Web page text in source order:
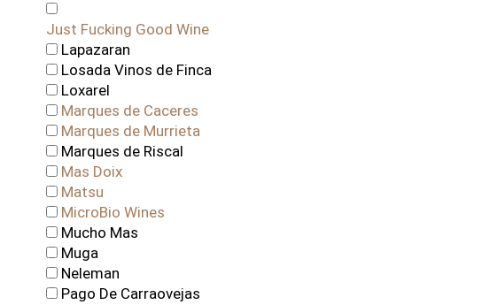
Just Fucking Good Wine
Lapazaran
Losada Vinos de Finca
Loxarel
Marques de Caceres
Marques de Murrieta
Marques de Riscal
Mas Doix
Matsu
MicroBio Wines
Mucho Mas
Muga
Neleman
Pago De Carraovejas